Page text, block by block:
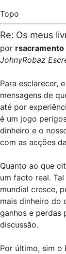
Topo
Re: Os meus
por rsacramento
JohnyRobaz
Para esclarecer,
mensagens de
até por
é um jogo
dinheiro e o
com as acções
Quanto ao que
um facto real.
mundial cresce,
mais dinheiro do
ganhos e perdas
discussão.
Por último, sim o